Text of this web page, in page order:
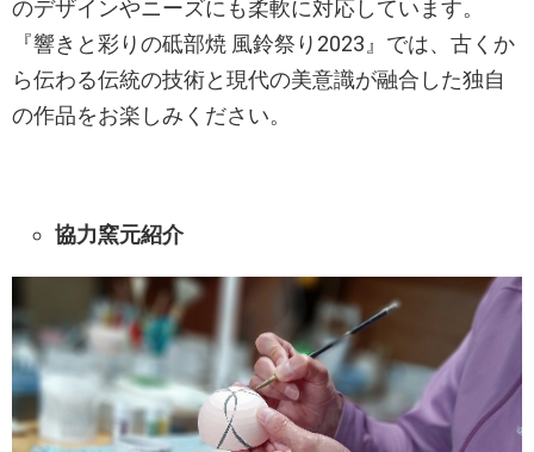
のデザインやニーズにも柔軟に対応しています。
『響きと彩りの砥部焼 風鈴祭り2023』では、古くか
ら伝わる伝統の技術と現代の美意識が融合した独自
の作品をお楽しみください。
協力窯元紹介